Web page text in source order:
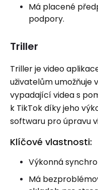
Má placené
podpory.
Triller
Triller je video
uživatelům
vypadající videa s
k TikTok díky jeho
softwaru pro úpravu
Klíčové vlastnosti:
Výkonná
Má